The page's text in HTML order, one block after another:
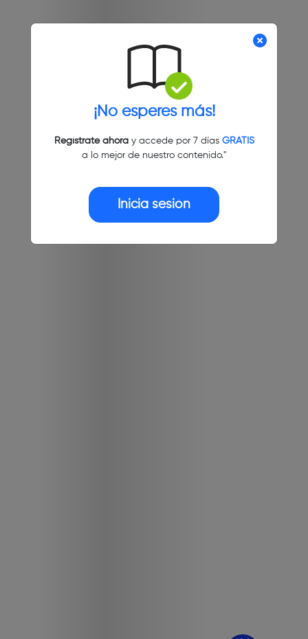
¡No esperes más!
Regístrate ahoray accede por 7 días GRATIS
a lo mejor de nuestro contenido."
Inicia sesión